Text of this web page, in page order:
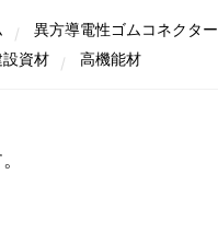
異方導電性ゴムコネクター
設資材 高機能材